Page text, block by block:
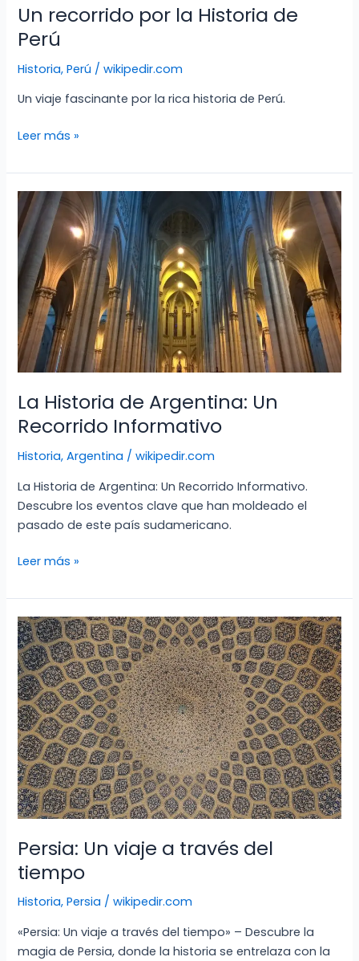
Un recorrido por la Historia de
Perú
Historia,Perú /wikipedir.com
Un viaje fascinante por la rica historia de Perú.
Un
por
la
Historia
de
Perú
Leer más »
La Historia de Argentina: Un
Recorrido Informativo
Historia,Argentina /wikipedir.com
La Historia de Argentina: Un Recorrido Informativo.
Descubre los eventos clave que han moldeado el
pasado de este país sudamericano.
La
de
Argentina:
Un
Recorrido
Informativo
Leer más »
Persia: Un viaje a través del
tiempo
Historia,Persia /wikipedir.com
«Persia: Un viaje a través del tiempo» – Descubre la
magia de Persia, donde la historia se entrelaza con la